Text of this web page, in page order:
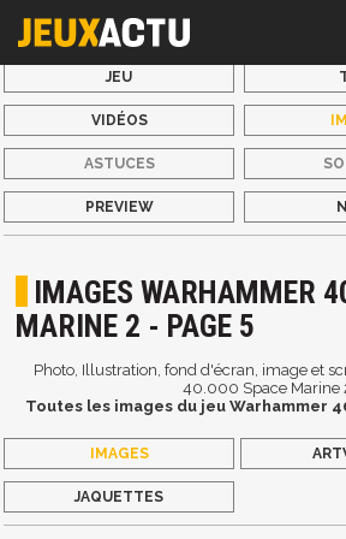
JEU
VIDÉOS
ASTUCES
PREVIEW
IMAGES WARHAMMER
MARINE 2 - PAGE 5
Photo, Illustration, fond d'écran, image et
40.000 Space Marine
Toutes les images du jeu Warhammer
IMAGES
JAQUETTES